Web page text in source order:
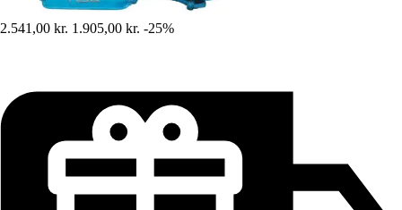
2.541,00 kr. 1.905,00 kr. -25%